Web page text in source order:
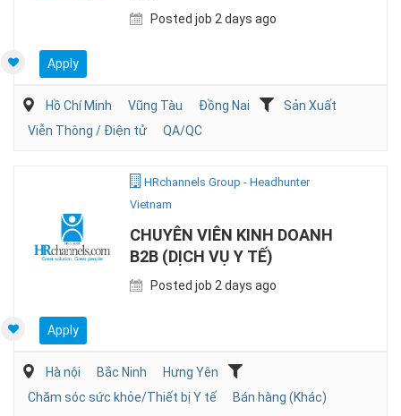
Posted job 2 days ago
Apply
Hồ Chí Minh Vũng Tàu Đồng Nai
Sản Xuất
Viễn Thông / Điện tử
QA/QC
HRchannels Group - Headhunter
Vietnam
CHUYÊN VIÊN KINH DOANH
B2B (DỊCH VỤ Y TẾ)
Posted job 2 days ago
Apply
Hà nội Bắc Ninh
Hưng Yên
Chăm sóc sức khỏe/Thiết bị Y tế
Bán hàng (Khác)